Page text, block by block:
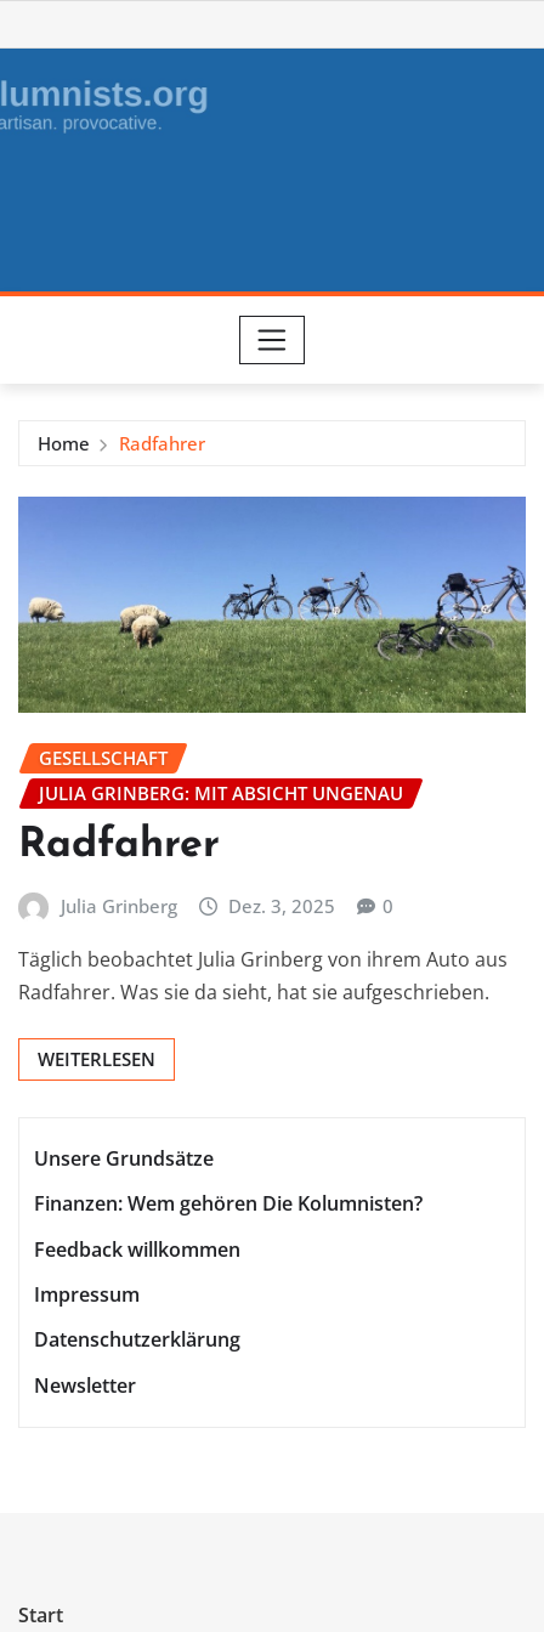
to
content
Home Radfahrer
GESELLSCHAFT
JULIA GRINBERG: MIT ABSICHT UNGENAU
Radfahrer
Julia Grinberg Dez. 3, 2025 0
Täglich beobachtet Julia Grinberg von ihrem Auto aus
Radfahrer. Was sie da sieht, hat sie aufgeschrieben.
WEITERLESEN
Unsere Grundsätze
Finanzen: Wem gehören Die Kolumnisten?
Feedback willkommen
Impressum
Datenschutzerklärung
Newsletter
Start